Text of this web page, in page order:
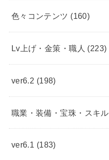
色々コンテンツ (160)
Lv上げ・金策・職人 (223)
ver6.2 (198)
職業・装備・宝珠・スキル
ver6.1 (183)